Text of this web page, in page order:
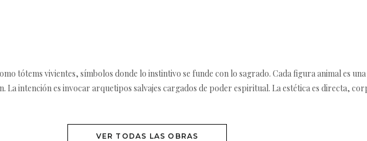
tótems vivientes, símbolos donde lo instintivo se funde con lo sagrado. Cada figura animal es
La intención es invocar arquetipos salvajes cargados de poder espiritual. La estética es directa,
VER TODAS LAS OBRAS